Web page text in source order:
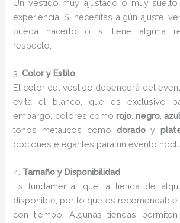
Un vestido muy ajustado o muy suelto
experiencia. Si necesitas algún ajuste,
pueda hacerlo o si tiene alguna
respecto.
3.Color y Estilo
El color del vestido dependerá del
evita el blanco, que es exclusivo
embargo, colores como rojo,negro ,
tonos metálicos como doradoy
opciones elegantes para un evento
4. Tamaño y Disponibilidad
Es fundamental que la tienda de
disponible, por lo que es recomendable
con tiempo. Algunas tiendas